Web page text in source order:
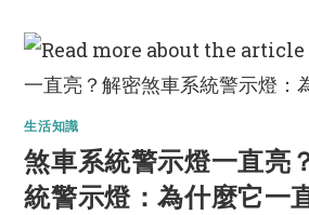
生活知識
煞車系統警示燈一直亮
統警示燈：為什麼它一